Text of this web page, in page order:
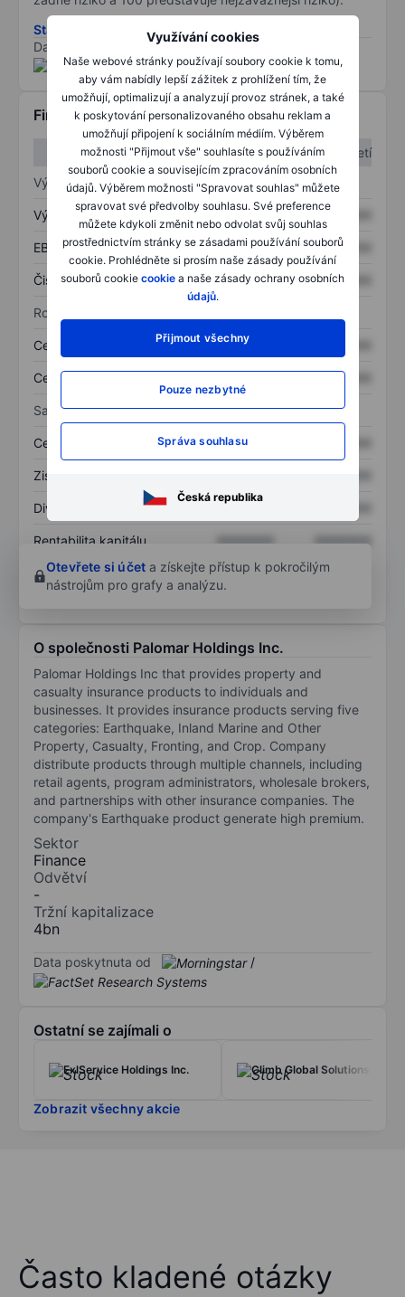
Využívání cookies
Naše webové stránky používají soubory cookie k tomu,
aby vám nabídly lepší zážitek z prohlížení tím, že
umožňují, optimalizují a analyzují provoz stránek, a také
k poskytování personalizovaného obsahu reklam a
umožňují připojení k sociálním médiím. Výběrem
možnosti "Přijmout vše" souhlasíte s používáním
souborů cookie a souvisejícím zpracováním osobních
údajů. Výběrem možnosti "Spravovat souhlas" můžete
spravovat své předvolby souhlasu. Své preference
můžete kdykoli změnit nebo odvolat svůj souhlas
prostřednictvím stránky se zásadami používání souborů
cookie. Prohlédněte si prosím naše zásady používání
souborů cookie cookie a naše zásady ochrany osobních
údajů.
Přijmout všechny
Pouze nezbytné
Správa souhlasu
Česká republika
Stáhněte si metodiku rizik ESG
Data poskytnuta od
/
Finanční informace
1. čtvrtletí
2. čtvrtletí
Výkaz zisku a ztráty
Výnos XXXXXXX XXXXXXX
EBITDA XXXXXXX XXXXXXX
Čistý příjem XXXXXXX XXXXXXX
Rozvaha
Celková aktiva XXXXXXX
Celkový dluh XXXXXXX
Sazby
Cena/tržby XXXXXXX
Zisk na akcii
Dividenda na akcii XXXXXXX
Rentabilita kapitálu XXXXXXX
XXXXXXX
Otevřete si účet a získejte přístup k pokročilým
nástrojům pro grafy a analýzu.
O společnosti Palomar Holdings Inc.
Palomar Holdings Inc that provides property and
casualty insurance products to individuals and
businesses. It provides insurance products serving five
categories: Earthquake, Inland Marine and Other
Property, Casualty, Fronting, and Crop. Company
distribute products through multiple channels, including
retail agents, program administrators, wholesale brokers,
and partnerships with other insurance companies. The
company's Earthquake product generate high premium.
Sektor
Finance
Odvětví
-
Tržní kapitalizace
4bn
Data poskytnuta od /
Ostatní se zajímali o
ExlService Holdings Inc. Climb Global Solutions Inc.
Zobrazit všechny akcie
Často kladené otázky